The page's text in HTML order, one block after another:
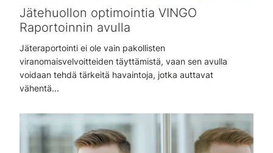
Jätehuollon optimointia VINGO
Raportoinnin avulla
Jäteraportointi ei ole vain pakollisten
viranomaisvelvoitteiden täyttämistä, vaan sen avulla
voidaan tehdä tärkeitä havaintoja, jotka auttavat
vähentä...